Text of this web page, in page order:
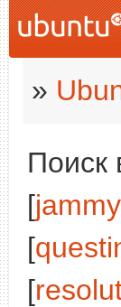
»
Поиск
[
[
[